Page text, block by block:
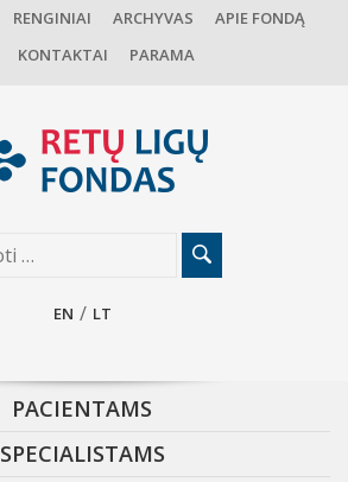
RENGINIAI ARCHYVAS
APIE FONDĄ
KONTAKTAI
PARAMA
EN LT
PACIENTAMS
SPECIALISTAMS